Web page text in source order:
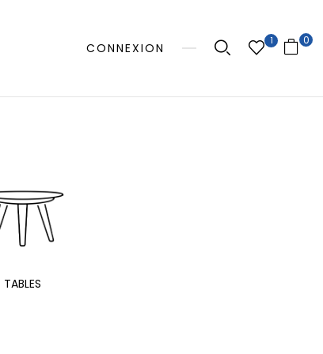
CONNEXION
1 0
TABLES